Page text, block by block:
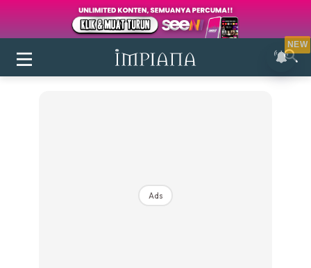
Login|Register
Ads
NEW